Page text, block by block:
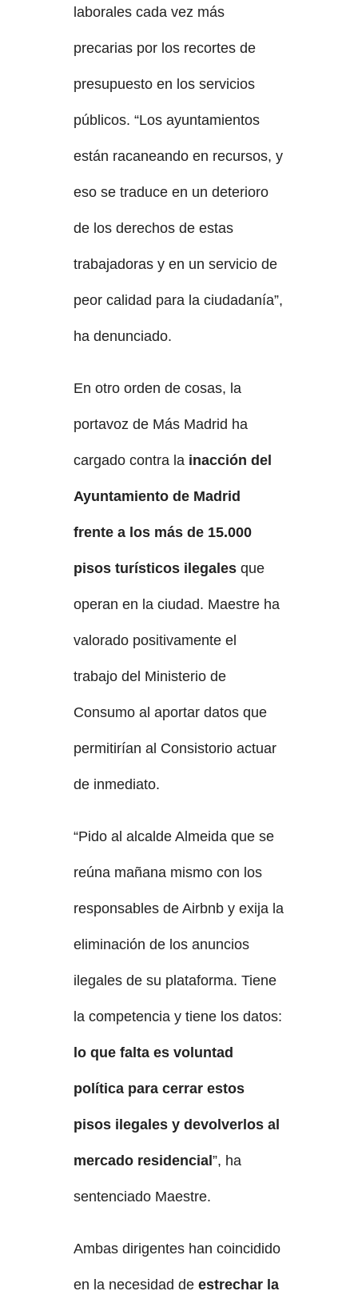
laborales cada vez más
precarias por los recortes de
presupuesto en los servicios
públicos. “Los ayuntamientos
están racaneando en recursos, y
eso se traduce en un deterioro
de los derechos de estas
trabajadoras y en un servicio de
peor calidad para la ciudadanía”,
ha denunciado.
En otro orden de cosas, la
portavoz de Más Madrid ha
cargado contra la inacción del
Ayuntamiento de Madrid
frente a los más de 15.000
pisos turísticos ilegales que
operan en la ciudad. Maestre ha
valorado positivamente el
trabajo del Ministerio de
Consumo al aportar datos que
permitirían al Consistorio actuar
de inmediato.
“Pido al alcalde Almeida que se
reúna mañana mismo con los
responsables de Airbnb y exija la
eliminación de los anuncios
ilegales de su plataforma. Tiene
la competencia y tiene los datos:
lo que falta es voluntad
política para cerrar estos
pisos ilegales y devolverlos al
mercado residencial”, ha
sentenciado Maestre.
Ambas dirigentes han coincidido
en la necesidad deestrechar la